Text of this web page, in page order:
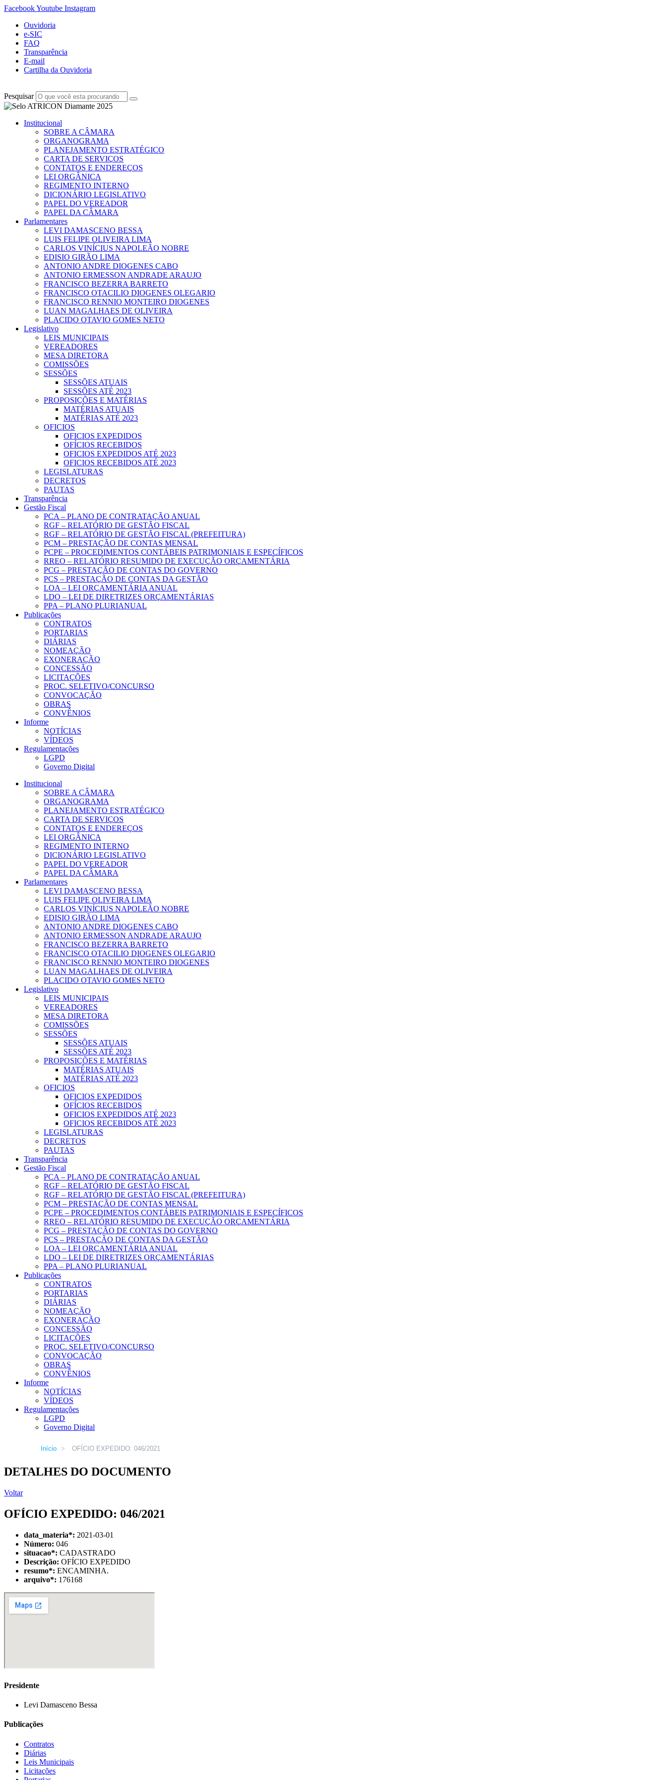
FacebookYoutube Instagram
Ouvidoria
e-SIC
FAQ
Transparência
E-mail
Cartilha da Ouvidoria
Pesquisar
Institucional
SOBRE A CÂMARA
ORGANOGRAMA
PLANEJAMENTO ESTRATÉGICO
CARTA DE SERVIÇOS
CONTATOS E ENDEREÇOS
LEI ORGÂNICA
REGIMENTO INTERNO
DICIONÁRIO LEGISLATIVO
PAPEL DO VEREADOR
PAPEL DA CÂMARA
Parlamentares
LEVI DAMASCENO BESSA
LUIS FELIPE OLIVEIRA LIMA
CARLOS VINÍCIUS NAPOLEÃO NOBRE
EDISIO GIRÃO LIMA
ANTONIO ANDRE DIOGENES CABO
ANTONIO ERMESSON ANDRADE ARAUJO
FRANCISCO BEZERRA BARRETO
FRANCISCO OTACILIO DIOGENES OLEGARIO
FRANCISCO RENNIO MONTEIRO DIOGENES
LUAN MAGALHAES DE OLIVEIRA
PLACIDO OTAVIO GOMES NETO
Legislativo
LEIS MUNICIPAIS
VEREADORES
MESA DIRETORA
COMISSÕES
SESSÕES
SESSÕES ATUAIS
SESSÕES ATÉ 2023
PROPOSIÇÕES E MATÉRIAS
MATÉRIAS ATUAIS
MATÉRIAS ATÉ 2023
OFICIOS
OFICIOS EXPEDIDOS
OFÍCIOS RECEBIDOS
OFICIOS EXPEDIDOS ATÉ 2023
OFICIOS RECEBIDOS ATÉ 2023
LEGISLATURAS
DECRETOS
PAUTAS
Transparência
Gestão Fiscal
PCA – PLANO DE CONTRATAÇÃO ANUAL
RGF – RELATÓRIO DE GESTÃO FISCAL
RGF – RELATÓRIO DE GESTÃO FISCAL (PREFEITURA)
PCM – PRESTAÇÃO DE CONTAS MENSAL
PCPE – PROCEDIMENTOS CONTÁBEIS PATRIMONIAIS E ESPECÍFICOS
RREO – RELATÓRIO RESUMIDO DE EXECUÇÃO ORÇAMENTÁRIA
PCG – PRESTAÇÃO DE CONTAS DO GOVERNO
PCS – PRESTAÇÃO DE CONTAS DA GESTÃO
LOA – LEI ORÇAMENTÁRIA ANUAL
LDO – LEI DE DIRETRIZES ORÇAMENTÁRIAS
PPA – PLANO PLURIANUAL
Publicações
CONTRATOS
PORTARIAS
DIÁRIAS
NOMEAÇÃO
EXONERAÇÃO
CONCESSÃO
LICITAÇÕES
PROC. SELETIVO/CONCURSO
CONVOCAÇÃO
OBRAS
CONVÊNIOS
Informe
NOTÍCIAS
VÍDEOS
Regulamentações
LGPD
Governo Digital
Institucional
SOBRE A CÂMARA
ORGANOGRAMA
PLANEJAMENTO ESTRATÉGICO
CARTA DE SERVIÇOS
CONTATOS E ENDEREÇOS
LEI ORGÂNICA
REGIMENTO INTERNO
DICIONÁRIO LEGISLATIVO
PAPEL DO VEREADOR
PAPEL DA CÂMARA
Parlamentares
LEVI DAMASCENO BESSA
LUIS FELIPE OLIVEIRA LIMA
CARLOS VINÍCIUS NAPOLEÃO NOBRE
EDISIO GIRÃO LIMA
ANTONIO ANDRE DIOGENES CABO
ANTONIO ERMESSON ANDRADE ARAUJO
FRANCISCO BEZERRA BARRETO
FRANCISCO OTACILIO DIOGENES OLEGARIO
FRANCISCO RENNIO MONTEIRO DIOGENES
LUAN MAGALHAES DE OLIVEIRA
PLACIDO OTAVIO GOMES NETO
Legislativo
LEIS MUNICIPAIS
VEREADORES
MESA DIRETORA
COMISSÕES
SESSÕES
SESSÕES ATUAIS
SESSÕES ATÉ 2023
PROPOSIÇÕES E MATÉRIAS
MATÉRIAS ATUAIS
MATÉRIAS ATÉ 2023
OFICIOS
OFICIOS EXPEDIDOS
OFÍCIOS RECEBIDOS
OFICIOS EXPEDIDOS ATÉ 2023
OFICIOS RECEBIDOS ATÉ 2023
LEGISLATURAS
DECRETOS
PAUTAS
Transparência
Gestão Fiscal
PCA – PLANO DE CONTRATAÇÃO ANUAL
RGF – RELATÓRIO DE GESTÃO FISCAL
RGF – RELATÓRIO DE GESTÃO FISCAL (PREFEITURA)
PCM – PRESTAÇÃO DE CONTAS MENSAL
PCPE – PROCEDIMENTOS CONTÁBEIS PATRIMONIAIS E ESPECÍFICOS
RREO – RELATÓRIO RESUMIDO DE EXECUÇÃO ORÇAMENTÁRIA
PCG – PRESTAÇÃO DE CONTAS DO GOVERNO
PCS – PRESTAÇÃO DE CONTAS DA GESTÃO
LOA – LEI ORÇAMENTÁRIA ANUAL
LDO – LEI DE DIRETRIZES ORÇAMENTÁRIAS
PPA – PLANO PLURIANUAL
Publicações
CONTRATOS
PORTARIAS
DIÁRIAS
NOMEAÇÃO
EXONERAÇÃO
CONCESSÃO
LICITAÇÕES
PROC. SELETIVO/CONCURSO
CONVOCAÇÃO
OBRAS
CONVÊNIOS
Informe
NOTÍCIAS
VÍDEOS
Regulamentações
LGPD
Governo Digital
Início > OFÍCIO EXPEDIDO: 046/2021
DETALHES DO DOCUMENTO
Voltar
OFÍCIO EXPEDIDO: 046/2021
data_materia*: 2021-03-01
Número: 046
situacao*: CADASTRADO
Descrição: OFÍCIO EXPEDIDO
resumo*: ENCAMINHA.
arquivo*: 176168
Presidente
Levi Damasceno Bessa
Publicações
Contratos
Diárias
Leis Municipais
Licitações